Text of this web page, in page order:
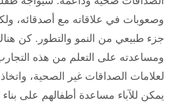
وصعوبات في علاقاته مع أصدقائه،
جزء طبيعي من النمو والتطور. كن
ومساعدته على التعلم من هذه
لعلامات الصداقات غير الصحية، واتخاذ
يمكن للآباء مساعدة أطفالهم على بناء